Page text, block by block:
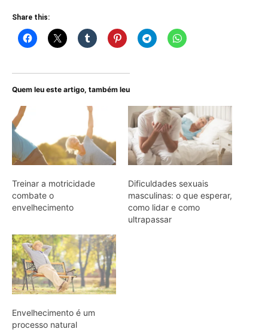
Share this:
Quem leu este artigo, também leu
Treinar a motricidade
combate o
envelhecimento
Dificuldades sexuais
masculinas: o que esperar,
como lidar e como
ultrapassar
Envelhecimento é um
processo natural